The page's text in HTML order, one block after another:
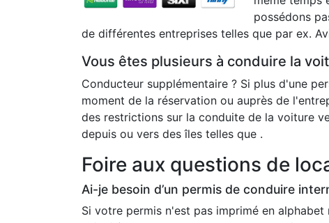
possédons
de différentes entreprises telles que par ex.
Vous êtes plusieurs à conduire la
Conducteur supplémentaire ? Si plus d'une
moment de la réservation ou auprès de
des restrictions sur la conduite de la voiture
depuis ou vers des îles telles que .
Foire aux questions de
Ai-je besoin d’un permis de conduire
Si votre permis n'est pas imprimé en